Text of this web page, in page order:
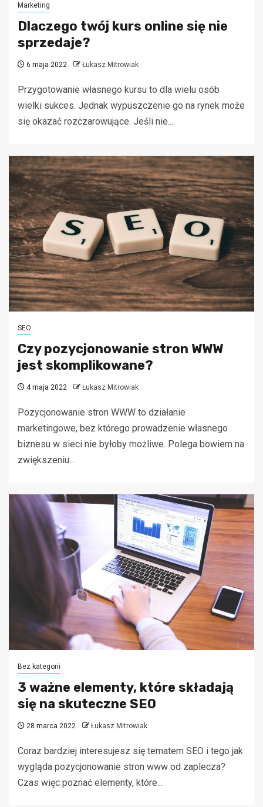
Marketing
Dlaczego twój kurs online się nie
sprzedaje?
6 maja 2022 Łukasz Mitrowiak
Przygotowanie własnego kursu to dla wielu osób
wielki sukces. Jednak wypuszczenie go na rynek może
się okazać rozczarowujące. Jeśli nie...
SEO
Czy pozycjonowanie stron WWW
jest skomplikowane?
4 maja 2022 Łukasz Mitrowiak
Pozycjonowanie stron WWW to działanie
marketingowe, bez którego prowadzenie własnego
biznesu w sieci nie byłoby możliwe. Polega bowiem na
zwiększeniu...
Bez kategorii
3 ważne elementy, które składają
się na skuteczne SEO
28 marca 2022 Łukasz Mitrowiak
Coraz bardziej interesujesz się tematem SEO i tego jak
wygląda pozycjonowanie stron www od zaplecza?
Czas więc poznać elementy, które...